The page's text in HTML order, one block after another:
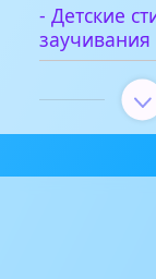
- Детские
заучивания